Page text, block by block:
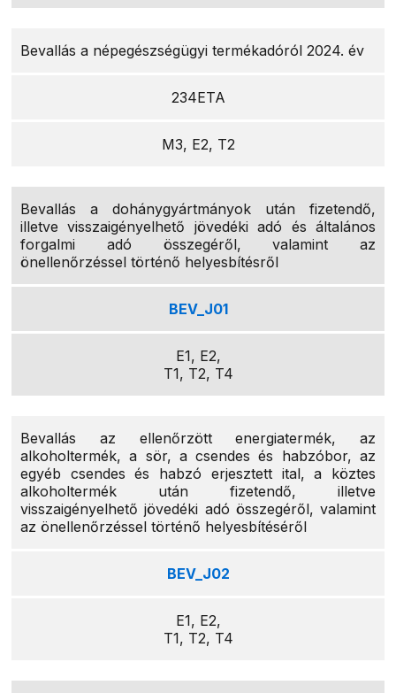
Bevallás a népegészségügyi termékadóról 2024. év
234ETA
M3, E2, T2
Bevallás a dohánygyártmányok után fizetendő,
illetve visszaigényelhető jövedéki adó és általános
forgalmi adó összegéről, valamint az
önellenőrzéssel történő helyesbítésről
BEV_J01
E1, E2,
T1, T2, T4
Bevallás az ellenőrzött energiatermék, az
alkoholtermék, a sör, a csendes és habzóbor, az
egyéb csendes és habzó erjesztett ital, a köztes
alkoholtermék után fizetendő, illetve
visszaigényelhető jövedéki adó összegéről, valamint
az önellenőrzéssel történő helyesbítéséről
BEV_J02
E1, E2,
T1, T2, T4